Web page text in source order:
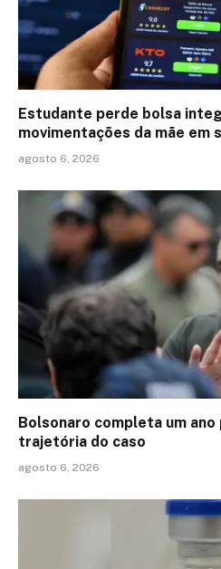
Estudante perde bolsa
movimentações da mãe em
agosto 6, 2026
Bolsonaro completa um
trajetória do caso
agosto 6, 2026